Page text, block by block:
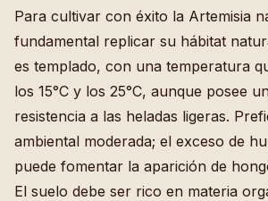
Para cultivar con éxito la Artemisia
fundamental replicar su hábitat
es templado, con una temperatura
los 15°C y los 25°C, aunque posee
resistencia a las heladas ligeras.
ambiental moderada; el exceso de
puede fomentar la aparición de
El suelo debe ser rico en materia